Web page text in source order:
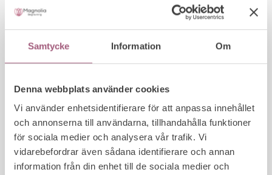
Samtycke Information Om
Denna webbplats använder cookies
Vi använder enhetsidentifierare för att anpassa innehållet
och annonserna till användarna, tillhandahålla funktioner
för sociala medier och analysera vår trafik. Vi
vidarebefordrar även sådana identifierare och annan
information från din enhet till de sociala medier och